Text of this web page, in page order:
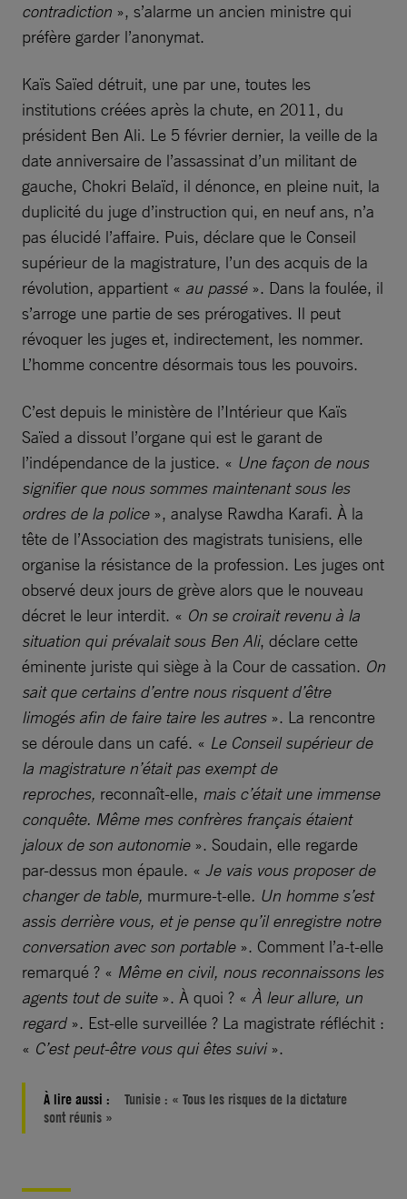
contradiction », s’alarme un ancien ministre qui
préfère garder l’anonymat.
Kaïs Saïed détruit, une par une, toutes les
institutions créées après la chute, en 2011, du
président Ben Ali. Le 5 février dernier, la veille de la
date anniversaire de l’assassinat d’un militant de
gauche, Chokri Belaïd, il dénonce, en pleine nuit, la
duplicité du juge d’instruction qui, en neuf ans, n’a
pas élucidé l’affaire. Puis, déclare que le Conseil
supérieur de la magistrature, l’un des acquis de la
révolution, appartient « au passé». Dans la foulée, il
s’arroge une partie de ses prérogatives. Il peut
révoquer les juges et, indirectement, les nommer.
L’homme concentre désormais tous les pouvoirs.
C’est depuis le ministère de l’Intérieur que Kaïs
Saïed a dissout l’organe qui est le garant de
l’indépendance de la justice. « Une façon de nous
signifier que nous sommes maintenant sous les
ordres de la police», analyse Rawdha Karafi. À la
tête de l’Association des magistrats tunisiens, elle
organise la résistance de la profession. Les juges ont
observé deux jours de grève alors que le nouveau
décret le leur interdit. « On se croirait revenu à la
situation qui prévalait sous Ben Ali, déclare cette
éminente juriste qui siège à la Cour de cassation. On
sait que certains d’entre nous risquent d’être
limogés afin de faire taire les autres». La rencontre
se déroule dans un café. « Le Conseil supérieur de
la magistrature n’était pas exempt de
reproches, reconnaît-elle, mais c’était une immense
conquête. Même mes confrères français étaient
jaloux de son autonomie». Soudain, elle regarde
par-dessus mon épaule. « Je vais vous proposer de
changer de table, murmure-t-elle. Un homme s’est
assis derrière vous, et je pense qu’il enregistre notre
conversation avec son portable». Comment l’a-t-elle
remarqué ? « Même en civil, nous reconnaissons les
agents tout de suite». À quoi ? « À leur allure, un
regard». Est-elle surveillée ? La magistrate réfléchit :
« C’est peut-être vous qui êtes suivi».
À lire aussi :
Tunisie : « Tous les risques de la dictature
sont réunis »